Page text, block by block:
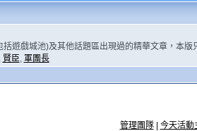
括遊戲城池)及其他話題區出現過的精華文章，本版
, 賢臣, 軍團長
管理團隊| 今天活動